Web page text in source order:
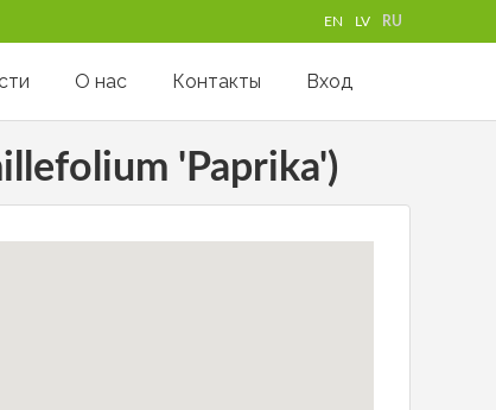
EN LV RU
О нас Контакты Вход
'Paprika')